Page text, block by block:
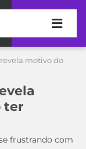
motivo do
ter
frustrando com